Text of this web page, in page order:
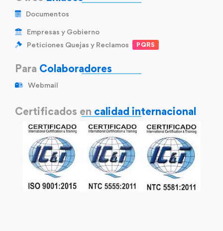
Documentos
Empresas y Gobierno
Peticiones Quejas y Reclamos
PQRS
Para Colaboradores
Webmail
Certificados en calidad internacional